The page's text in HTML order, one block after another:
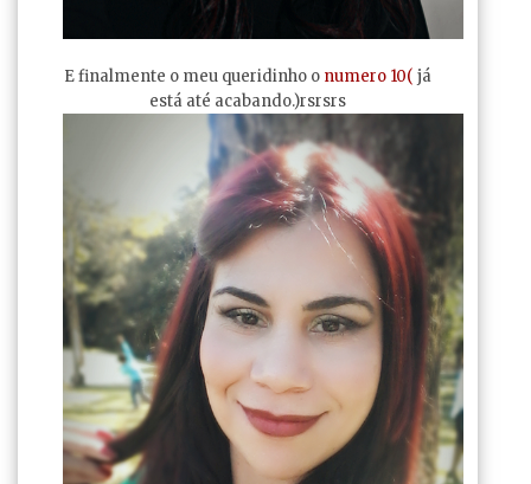
E finalmente o meu queridinho o numero 10( já
está até acabando.)rsrsrs